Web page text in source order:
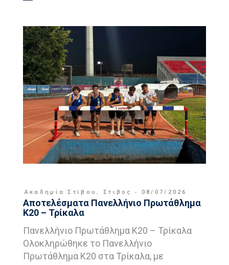
Ακαδημία Στίβου , Στιβος 08/07/2026
Αποτελέσματα Πανελλήνιο Πρωτάθλημα
Κ20 – Τρίκαλα
Πανελλήνιο Πρωτάθλημα Κ20 – Τρίκαλα
Ολοκληρώθηκε το Πανελλήνιο
Πρωτάθλημα Κ20 στα Τρίκαλα, με